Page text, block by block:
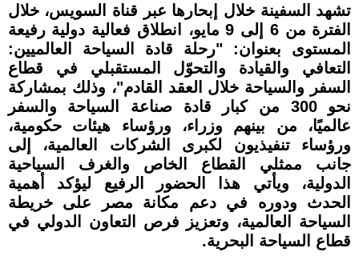
تشهد السفينة خلال إبحارها عبر قناة السويس، خلال
الفترة من 6 إلى 9 مايو، انطلاق فعالية دولية رفيعة
المستوى بعنوان: "رحلة قادة السياحة العالميين:
التعافي والقيادة والتحوّل المستقبلي في قطاع
السفر والسياحة خلال العقد القادم"، وذلك بمشاركة
نحو 300 من كبار قادة صناعة السياحة والسفر
عالميًا، من بينهم وزراء، ورؤساء هيئات حكومية،
ورؤساء تنفيذيون لكبرى الشركات العالمية، إلى
جانب ممثلي القطاع الخاص والغرف السياحية
الدولية، ويأتي هذا الحضور الرفيع ليؤكد أهمية
الحدث ودوره في دعم مكانة مصر على خريطة
السياحة العالمية، وتعزيز فرص التعاون الدولي في
قطاع السياحة البحرية.